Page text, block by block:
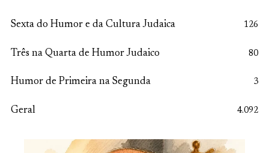
Sexta do Humor e da Cultura Judaica 126
Três na Quarta de Humor Judaico 80
Humor de Primeira na Segunda 3
Geral 4.092